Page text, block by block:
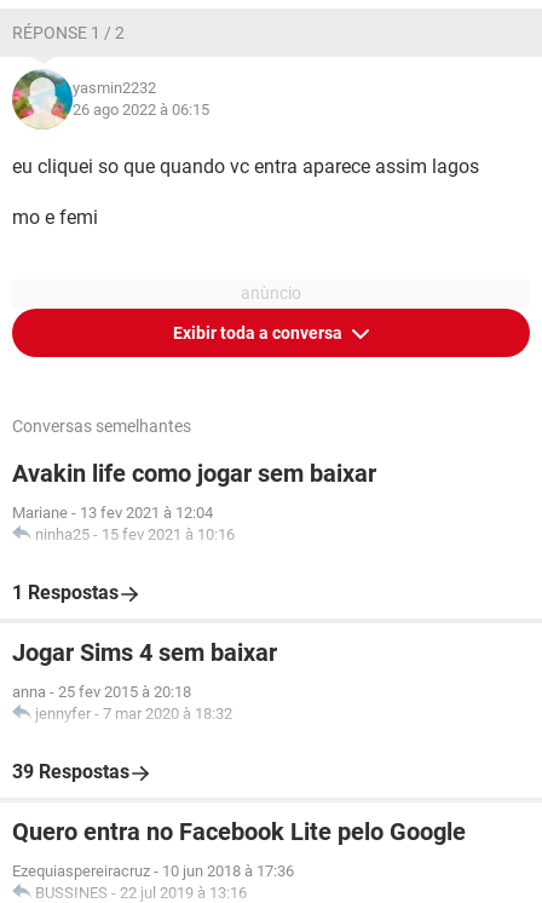
RÉPONSE 1 / 2
yasmin2232
26 ago 2022 à 06:15
eu cliquei so que quando vc entra aparece assim lagos
mo e femi
Exibir toda a conversa
Conversas semelhantes
Avakin life como jogar sem baixar
Mariane - 13 fev 2021 à 12:04
ninha25 - 15 fev 2021 à 10:16
1 Respostas
Jogar Sims 4 sem baixar
anna - 25 fev 2015 à 20:18
jennyfer - 7 mar 2020 à 18:32
39 Respostas
Quero entra no Facebook Lite pelo Google
Ezequiaspereiracruz - 10 jun 2018 à 17:36
BUSSINES - 22 jul 2019 à 13:16